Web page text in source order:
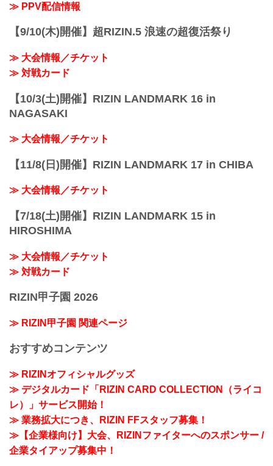
≫ PPV配信情報
【9/10(木)開催】超RIZIN.5 浪速の超復活祭り
≫ 大会情報／チケット
≫ 対戦カード
【10/3(土)開催】RIZIN LANDMARK 16 in
NAGASAKI
≫ 大会情報／チケット
【11/8(日)開催】RIZIN LANDMARK 17 in CHIBA
≫ 大会情報／チケット
【7/18(土)開催】RIZIN LANDMARK 15 in
HIROSHIMA
≫ 大会情報／チケット
≫ 対戦カード
RIZIN甲子園 2026
≫ RIZIN甲子園 関連ページ
おすすめコンテンツ
≫ RIZINオフィシャルグッズ
≫ デジタルカード「RIZIN CARD COLLECTION（ライコ
レ）」サービス開始！
≫ 業務拡大につき、RIZIN FFスタッフ募集！
≫【企業様向け】大会、RIZINファイターへのスポンサー /
企業タイアップ募集中！